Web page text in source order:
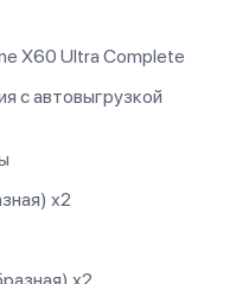
X60 Ultra Complete
с автовыгрузкой
х2